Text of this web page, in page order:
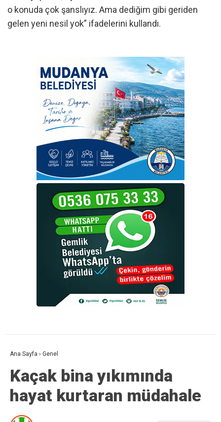
o konuda çok şanslıyız. Ama dediğim gibi geriden
gelen yeni nesil yok” ifadelerini kullandı.
Ana Sayfa › Genel
Kaçak bina yıkımında
hayat kurtaran müdahale